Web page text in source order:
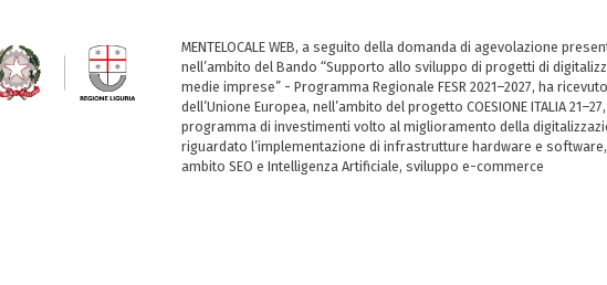
MENTELOCALE WEB, a seguito della domanda di agevolazione
nell’ambito del Bando “Supporto allo sviluppo di progetti di
medie imprese” - Programma Regionale FESR 2021–2027, ha
dell’Unione Europea, nell’ambito del progetto COESIONE ITALIA
programma di investimenti volto al miglioramento della
riguardato l’implementazione di infrastrutture hardware e
ambito SEO e Intelligenza Artificiale, sviluppo e-commerce